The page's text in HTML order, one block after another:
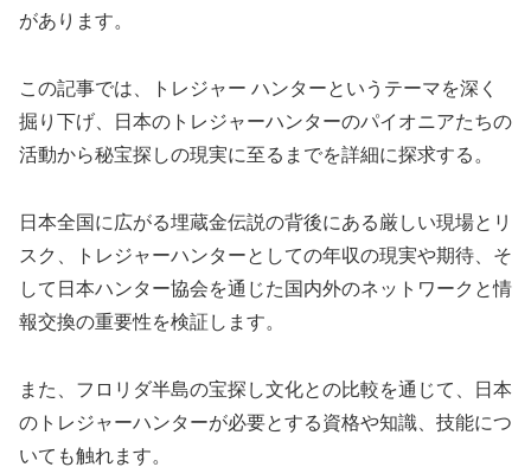
があります。
この記事では、トレジャー ハンターというテーマを深く
掘り下げ、日本のトレジャーハンターのパイオニアたちの
活動から秘宝探しの現実に至るまでを詳細に探求する。
日本全国に広がる埋蔵金伝説の背後にある厳しい現場とリ
スク、トレジャーハンターとしての年収の現実や期待、そ
して日本ハンター協会を通じた国内外のネットワークと情
報交換の重要性を検証します。
また、フロリダ半島の宝探し文化との比較を通じて、日本
のトレジャーハンターが必要とする資格や知識、技能につ
いても触れます。